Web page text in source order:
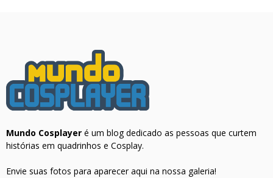
Mundo Cosplayer é um blog dedicado as pessoas que curtem
histórias em quadrinhos e Cosplay.
Envie suas fotos para aparecer aqui na nossa galeria!